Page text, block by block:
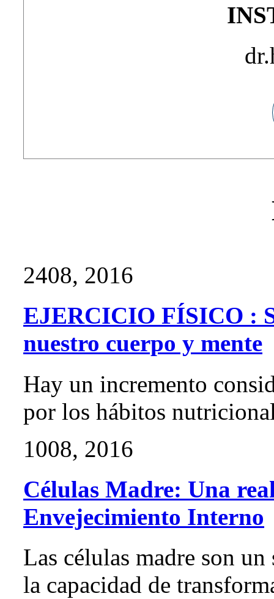
2408, 2016
EJERCICIO FÍSICO :
nuestro cuerpo y mente
Hay un incremento
por los hábitos
1008, 2016
Células Madre: Una
Envejecimiento Interno
Las células madre son
la capacidad de